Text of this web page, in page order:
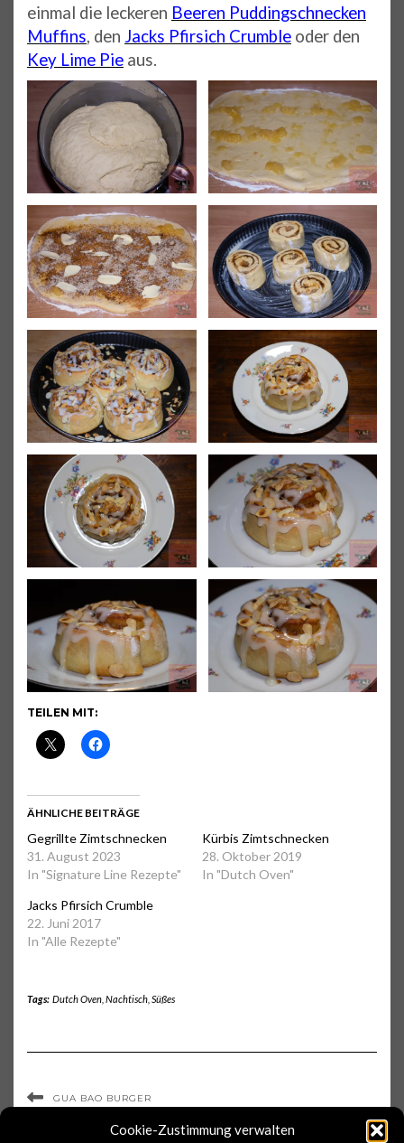
Cookie-Zustimmung verwalten
einmal die leckeren Beeren Puddingschnecken
Muffins, den Jacks Pfirsich Crumble oder den
Key Lime Pie aus.
TEILEN MIT:
ÄHNLICHE BEITRÄGE
Gegrillte Zimtschnecken
31. August 2023
In "Signature Line Rezepte"
Kürbis Zimtschnecken
28. Oktober 2019
In "Dutch Oven"
Jacks Pfirsich Crumble
22. Juni 2017
In "Alle Rezepte"
Tags: Dutch Oven, Nachtisch, Süßes
GUA BAO BURGER